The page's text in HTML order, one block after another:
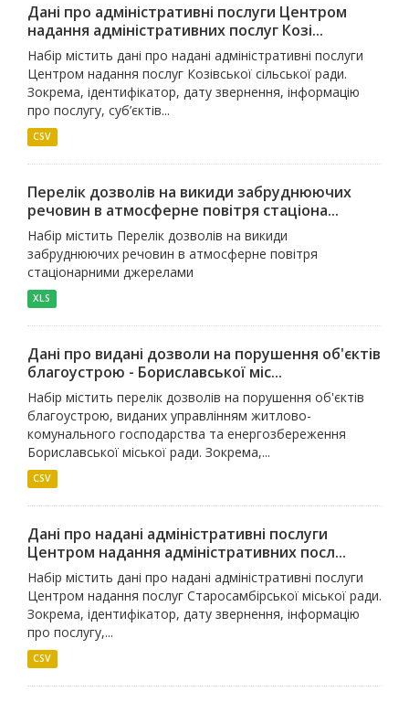
Дані про адміністративні послуги Центром
надання адміністративних послуг Козі...
Набір містить дані про надані адміністративні послуги
Центром надання послуг Козівської сільської ради.
Зокрема, ідентифікатор, дату звернення, інформацію
про послугу, суб’єктів...
CSV
Перелік дозволів на викиди забруднюючих
речовин в атмосферне повітря стаціона...
Набір містить Перелік дозволів на викиди
забруднюючих речовин в атмосферне повітря
стаціонарними джерелами
XLS
Дані про видані дозволи на порушення об'єктів
благоустрою - Бориславської міс...
Набір містить перелік дозволів на порушення об'єктів
благоустрою, виданих управлінням житлово-
комунального господарства та енергозбереження
Бориславської міської ради. Зокрема,...
CSV
Дані про надані адміністративні послуги
Центром надання адміністративних посл...
Набір містить дані про надані адміністративні послуги
Центром надання послуг Старосамбірської міської ради.
Зокрема, ідентифікатор, дату звернення, інформацію
про послугу,...
CSV